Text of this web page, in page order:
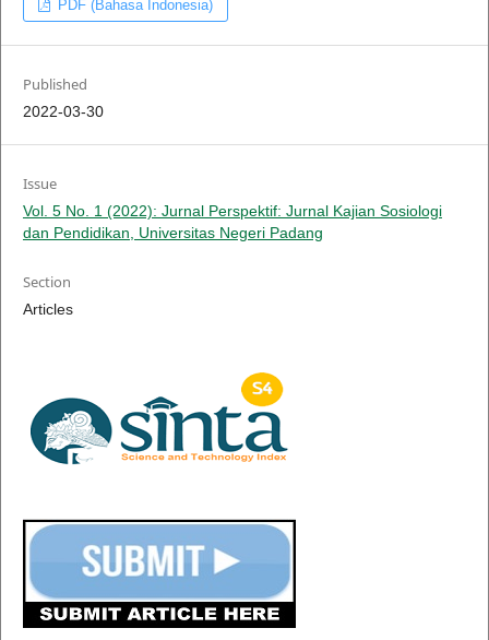
PDF (Bahasa Indonesia)
Published
2022-03-30
Issue
Vol. 5 No. 1 (2022): Jurnal Perspektif: Jurnal Kajian Sosiologi
dan Pendidikan, Universitas Negeri Padang
Section
Articles